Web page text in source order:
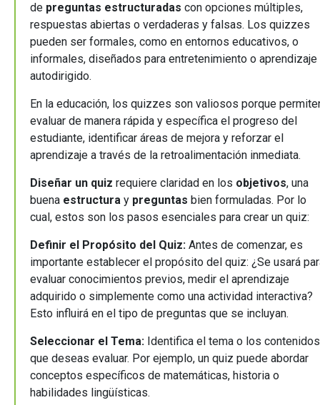
de preguntas estructuradas con opciones múltiples,
respuestas abiertas o verdaderas y falsas. Los quizzes
pueden ser formales, como en entornos educativos, o
informales, diseñados para entretenimiento o aprendizaje
autodirigido.
En la educación, los quizzes son valiosos porque
evaluar de manera rápida y específica el progreso del
estudiante, identificar áreas de mejora y reforzar el
aprendizaje a través de la retroalimentación inmediata.
Diseñar un quiz requiere claridad en los objetivos, una
buena estructura y preguntas bien formuladas. Por lo
cual, estos son los pasos esenciales para crear un quiz:
Definir el Propósito del Quiz: Antes de comenzar, es
importante establecer el propósito del quiz: ¿Se usará
evaluar conocimientos previos, medir el aprendizaje
adquirido o simplemente como una actividad interactiva?
Esto influirá en el tipo de preguntas que se incluyan.
Seleccionar el Tema: Identifica el tema o los contenidos
que deseas evaluar. Por ejemplo, un quiz puede abordar
conceptos específicos de matemáticas, historia o
habilidades lingüísticas.